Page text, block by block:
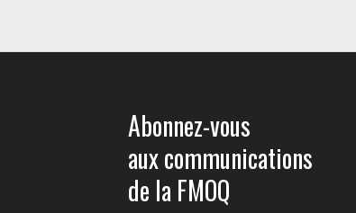
Abonnez-vous
aux communications
de la FMOQ